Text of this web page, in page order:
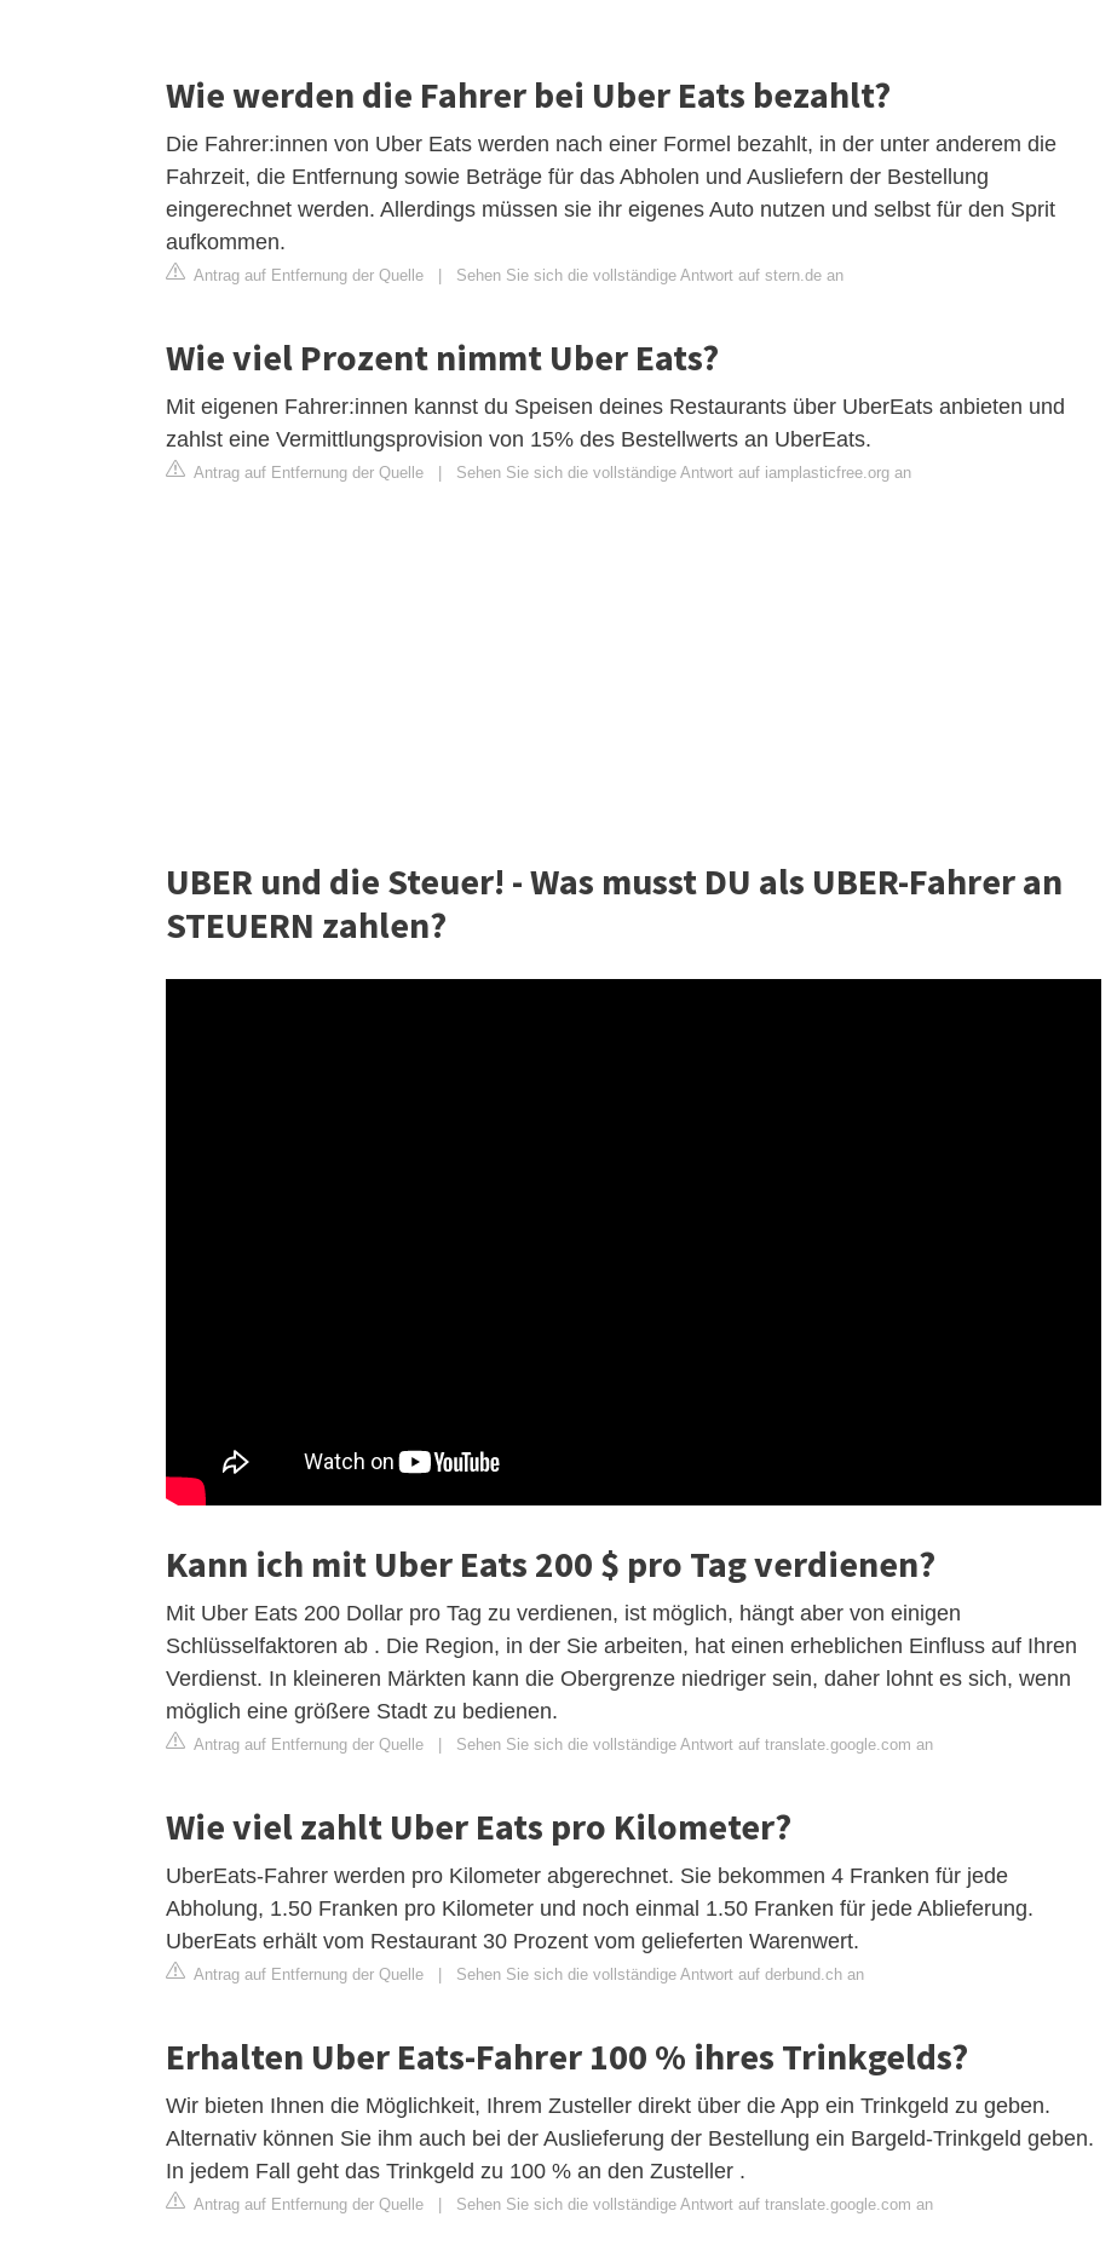
Wie werden die Fahrer bei Uber Eats bezahlt?
Die Fahrer:innen von Uber Eats werden nach einer Formel bezahlt, in der unter anderem die
Fahrzeit, die Entfernung sowie Beträge für das Abholen und Ausliefern der Bestellung
eingerechnet werden. Allerdings müssen sie ihr eigenes Auto nutzen und selbst für den Sprit
aufkommen.
Antrag auf Entfernung der Quelle Sehen Sie sich die vollständige Antwort auf stern.de an
Wie viel Prozent nimmt Uber Eats?
Mit eigenen Fahrer:innen kannst du Speisen deines Restaurants über UberEats anbieten und
zahlst eine Vermittlungsprovision von 15% des Bestellwerts an UberEats.
Antrag auf Entfernung der Quelle Sehen Sie sich die vollständige Antwort auf iamplasticfree.org an
UBER und die Steuer! - Was musst DU als UBER-Fahrer an
STEUERN zahlen?
Kann ich mit Uber Eats 200 $ pro Tag verdienen?
Mit Uber Eats 200 Dollar pro Tag zu verdienen, ist möglich, hängt aber von einigen
Schlüsselfaktoren ab . Die Region, in der Sie arbeiten, hat einen erheblichen Einfluss auf Ihren
Verdienst. In kleineren Märkten kann die Obergrenze niedriger sein, daher lohnt es sich, wenn
möglich eine größere Stadt zu bedienen.
Antrag auf Entfernung der Quelle | Sehen Sie sich die vollständige Antwort auf translate.google.com an
Wie viel zahlt Uber Eats pro Kilometer?
UberEats-Fahrer werden pro Kilometer abgerechnet. Sie bekommen 4 Franken für jede
Abholung, 1.50 Franken pro Kilometer und noch einmal 1.50 Franken für jede Ablieferung.
UberEats erhält vom Restaurant 30 Prozent vom gelieferten Warenwert.
Antrag auf Entfernung der Quelle | Sehen Sie sich die vollständige Antwort auf derbund.ch an
Erhalten Uber Eats-Fahrer 100 % ihres Trinkgelds?
Wir bieten Ihnen die Möglichkeit, Ihrem Zusteller direkt über die App ein Trinkgeld zu geben.
Alternativ können Sie ihm auch bei der Auslieferung der Bestellung ein Bargeld-Trinkgeld geben.
In jedem Fall geht das Trinkgeld zu 100 % an den Zusteller .
Antrag auf Entfernung der Quelle | Sehen Sie sich die vollständige Antwort auf translate.google.com an